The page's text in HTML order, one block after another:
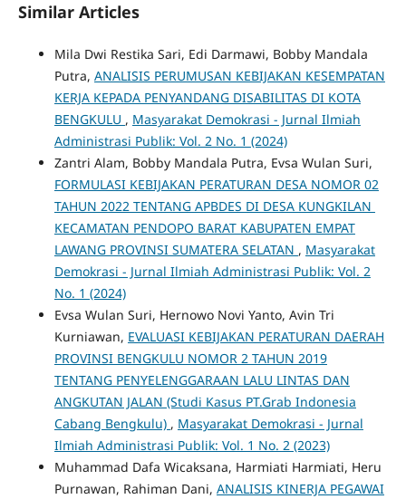
Similar Articles
Mila Dwi Restika Sari, Edi Darmawi, Bobby Mandala
Putra, ANALISIS PERUMUSAN KEBIJAKAN KESEMPATAN
KERJA KEPADA PENYANDANG DISABILITAS DI KOTA
BENGKULU , Masyarakat Demokrasi - Jurnal Ilmiah
Administrasi Publik: Vol. 2 No. 1 (2024)
Zantri Alam, Bobby Mandala Putra, Evsa Wulan Suri,
FORMULASI KEBIJAKAN PERATURAN DESA NOMOR 02
TAHUN 2022 TENTANG APBDES DI DESA KUNGKILAN
KECAMATAN PENDOPO BARAT KABUPATEN EMPAT
LAWANG PROVINSI SUMATERA SELATAN , Masyarakat
Demokrasi - Jurnal Ilmiah Administrasi Publik: Vol. 2
No. 1 (2024)
Evsa Wulan Suri, Hernowo Novi Yanto, Avin Tri
Kurniawan, EVALUASI KEBIJAKAN PERATURAN DAERAH
PROVINSI BENGKULU NOMOR 2 TAHUN 2019
TENTANG PENYELENGGARAAN LALU LINTAS DAN
ANGKUTAN JALAN (Studi Kasus PT.Grab Indonesia
Cabang Bengkulu) , Masyarakat Demokrasi - Jurnal
Ilmiah Administrasi Publik: Vol. 1 No. 2 (2023)
Muhammad Dafa Wicaksana, Harmiati Harmiati, Heru
Purnawan, Rahiman Dani, ANALISIS KINERJA PEGAWAI